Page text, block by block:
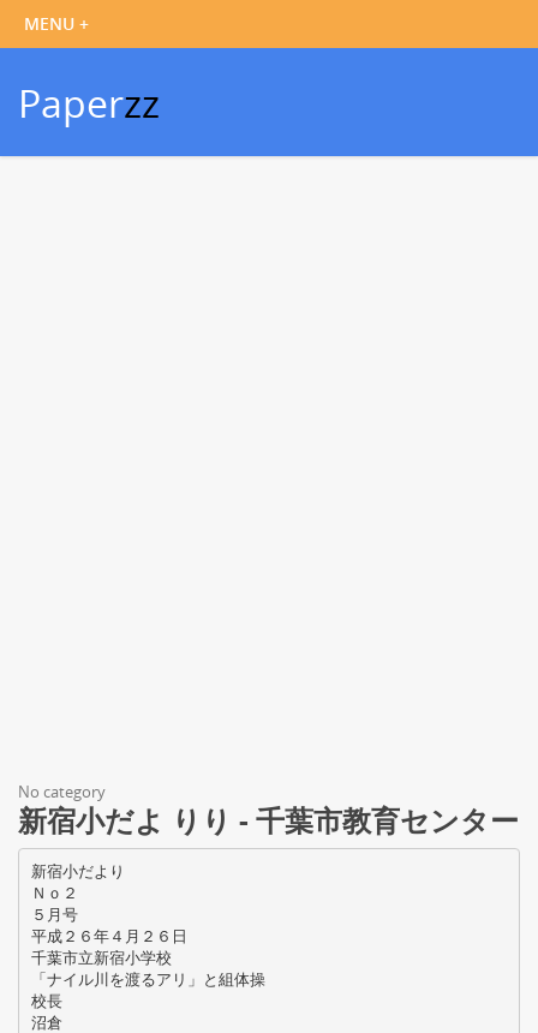
Paperzz
No category
新宿小だよ りり - 千葉市教育センター
新宿小だより
Ｎｏ２
５月号
平成２６年４月２６日
千葉市立新宿小学校
「ナイル川を渡るアリ」と組体操
校長
沼倉